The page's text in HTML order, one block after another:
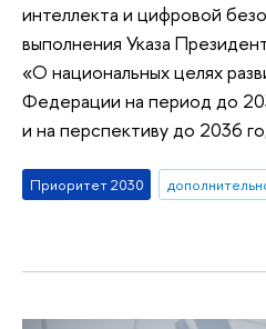
интеллекта и цифровой
выполнения Указа
«О национальных целях
Федерации на период до
и на перспективу до 2036
Приоритет 2030